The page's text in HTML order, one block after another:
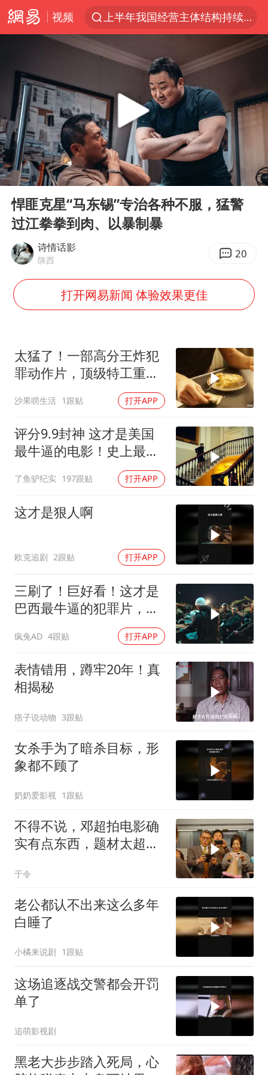
视频
上半年我国经营主体结构持续优化
白海豚10级风圈
《披荆斩棘2026》阵容官宣
王艺迪无缘横滨赛决赛
上海暴雨红色预警
1枚就能让航母瘫痪 轰-6J实力有多强
2025年小学教师减少13.19万
上海大部迎大暴雨
《龙餐馆》 冲奖
构建更高水平的全民健身公共服务体系
Play
00:00 20:44
悍匪克星“马东锡”专治各种不服，猛警
过江拳拳到肉、以暴制暴
诗情话影
陕西 20
打开网易新闻 体验效果更佳
太猛了！一部高分王炸犯
罪动作片，顶级特工重出
沙果唠生活 1跟贴 打开APP
评分9.9封神 这才是美国
最牛逼的电影！史上最高
了鱼驴纪实 197跟贴 打开APP
这才是狠人啊
欧克追剧 2跟贴 打开APP
三刷了！巨好看！这才是
巴西最牛逼的犯罪片，史
疯兔AD 4跟贴 打开APP
表情错用，蹲牢20年！真
相揭秘
痞子说动物 3跟贴
女杀手为了暗杀目标，形
象都不顾了
奶奶爱影视 1跟贴
不得不说，邓超拍电影确
实有点东西，题材太超前
于令
老公都认不出来这么多年
白睡了
小橘来说剧 1跟贴
这场追逐战交警都会开罚
单了
追萌影视剧
黑老大步步踏入死局，心